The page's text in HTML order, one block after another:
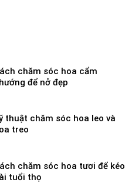
chăm sóc hoa cẩm
để nở đẹp
thuật chăm sóc hoa leo và
treo
chăm sóc hoa tươi để kéo
tuổi thọ